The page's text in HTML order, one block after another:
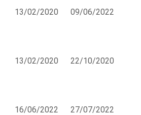
13/02/2020 09/06/2022
13/02/2020 22/10/2020
16/06/2022
27/07/2022